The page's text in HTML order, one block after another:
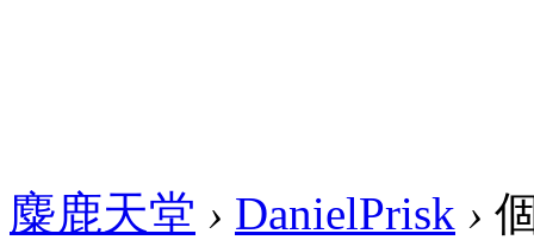
麋鹿天堂 › DanielPrisk ›